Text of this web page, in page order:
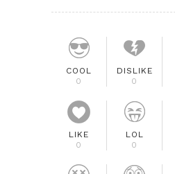
COOL
0
DISLIKE
0
LIKE
0
LOL
0